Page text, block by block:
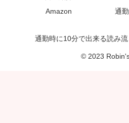
Amazon
通
通勤時に10分で出来る読み流
© 2023